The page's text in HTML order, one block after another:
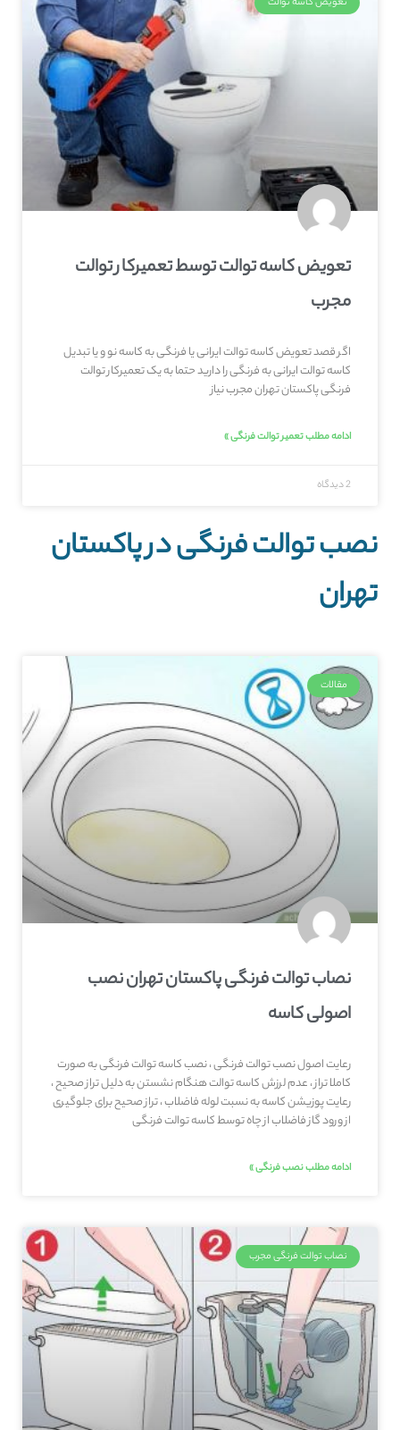
تعویض کاسه توالت توسط تعمیرکار توالت
مجرب
اگر قصد تعویض کاسه توالت ایرانی یا فرنگی به کاسه نو و یا تبدیل
کاسه توالت ایرانی به فرنگی را دارید حتما به یک تعمیرکار توالت
فرنگی پاکستان تهران مجرب نیاز
ادامه مطلب تعمیر توالت فرنگی »
2 دیدگاه
نصب توالت فرنگی در پاکستان
تهران
مقالات
نصاب توالت فرنگی پاکستان تهران نصب
اصولی کاسه
رعایت اصول نصب توالت فرنگی ، نصب کاسه توالت فرنگی به صورت
کاملا تراز ، عدم لرزش کاسه توالت هنگام نشستن به دلیل تراز صحیح ،
رعایت پوزیشن کاسه به نسبت لوله فاضلاب ، تراز صحیح برای جلوگیری
از ورود گاز فاضلاب از چاه توسط کاسه توالت فرنگی
ادامه مطلب نصب فرنگی »
نصاب توالت فرنگی مجرب